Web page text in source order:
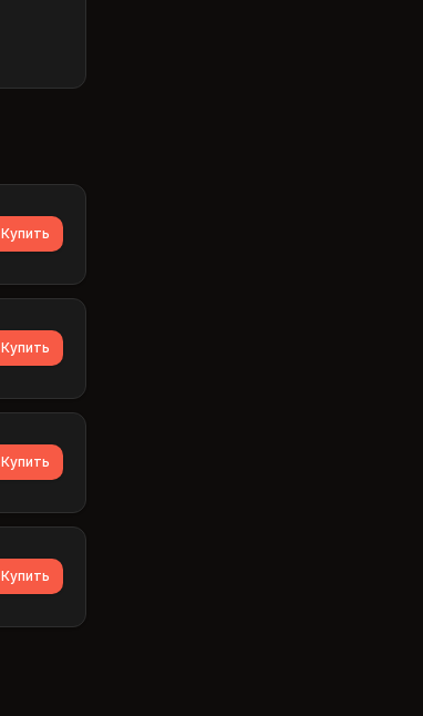
Купить
Купить
Купить
Купить